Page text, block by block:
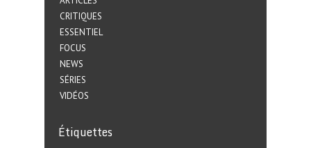
CRITIQUES
ESSENTIEL
FOCUS
NEWS
SÉRIES
VIDÉOS
Étiquettes